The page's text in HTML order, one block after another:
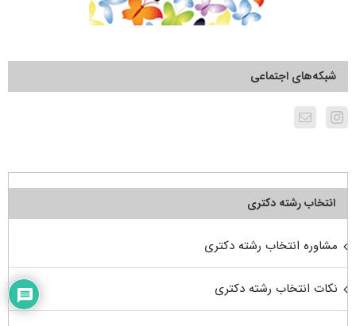
شبکه‌های اجتماعی
انتخاب رشته دکتری
مشاوره انتخاب رشته دکتری
نکات انتخاب رشته دکتری